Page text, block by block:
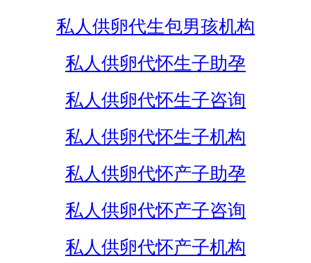
私人供卵代生包男孩机构
私人供卵代怀生子助孕
私人供卵代怀生子咨询
私人供卵代怀生子机构
私人供卵代怀产子助孕
私人供卵代怀产子咨询
私人供卵代怀产子机构